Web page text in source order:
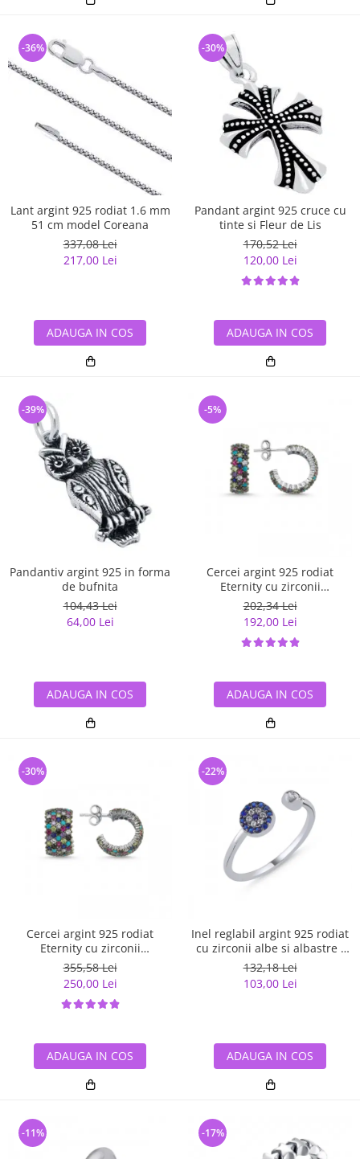
Lant argint 925 rodiat 1.6 mm
51 cm model Coreana
337,08 Lei
217,00 Lei
-36%
ADAUGA IN COS
Pandant argint 925 cruce cu
tinte si Fleur de Lis
170,52 Lei
120,00 Lei
-30%
ADAUGA IN COS
Pandantiv argint 925 in forma
de bufnita
104,43 Lei
64,00 Lei
-39%
ADAUGA IN COS
Cercei argint 925 rodiat
Eternity cu zirconii
multicolore ETU0028
202,34 Lei
192,00 Lei
-5%
ADAUGA IN COS
Cercei argint 925 rodiat
Eternity cu zirconii
multicolore ETU0036
355,58 Lei
250,00 Lei
-30%
ADAUGA IN COS
Inel reglabil argint 925 rodiat
cu zirconii albe si albastre -
Be Elegant ITU0109
132,18 Lei
103,00 Lei
-22%
ADAUGA IN COS
-11% -17%